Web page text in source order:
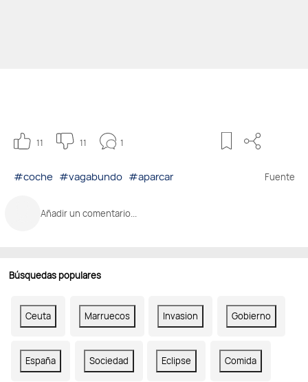
11 11 1
#coche #vagabundo #aparcar Fuente
Añadir un comentario...
Búsquedas populares
Ceuta Marruecos Invasion Gobierno
España Sociedad Eclipse Comida